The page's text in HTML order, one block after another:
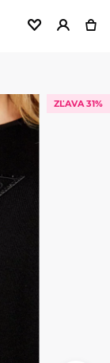
ZĽAVA 31%